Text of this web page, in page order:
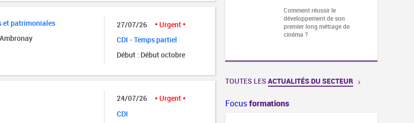
et patrimoniales
27/07/26
Urgent
CDI - Temps partiel
Début : Début octobre
24/07/26
Urgent
CDI
Comment réussir le
développement de son
premier long métrage de
cinéma ?
TOUTES LES ACTUALITÉS DU SECTEUR
Focusformations